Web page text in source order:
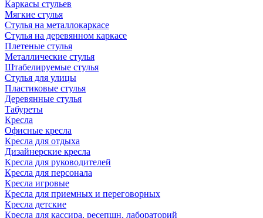
Каркасы стульев
Мягкие стулья
Стулья на металлокаркасе
Стулья на деревянном каркасе
Плетеные стулья
Металлические стулья
Штабелируемые стулья
Стулья для улицы
Пластиковые стулья
Деревянные стулья
Табуреты
Кресла
Офисные кресла
Кресла для отдыха
Дизайнерские кресла
Кресла для руководителей
Кресла для персонала
Кресла игровые
Кресла для приемных и переговорных
Кресла детские
Кресла для кассира, ресепшн, лабораторий